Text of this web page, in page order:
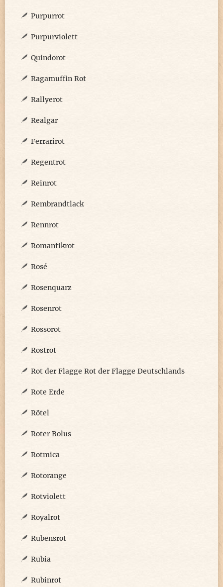
Purpurrot
Purpurviolett
Quindorot
Ragamuffin Rot
Rallyerot
Realgar
Ferrarirot
Regentrot
Reinrot
Rembrandtlack
Rennrot
Romantikrot
Rosé
Rosenquarz
Rosenrot
Rossorot
Rostrot
Rot der Flagge Rot der Flagge Deutschlands
Rote Erde
Rötel
Roter Bolus
Rotmica
Rotorange
Rotviolett
Royalrot
Rubensrot
Rubia
Rubinrot